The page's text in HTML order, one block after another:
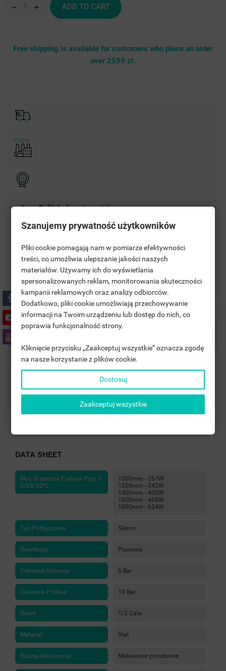
ADD TO CART
Free shipping is available for customers who place an order
over 2599 zł.
Polityka bezpieczeństwa
Zasady zwrotu
Accessories
Comments
DATA SHEET
Moc Grzewcza Podana Przy 7
5/65/20℃
1000mm - 267W
1200mm - 342W
1400mm - 405W
1600mm - 468W
1800mm - 654W
Typ Podłączenia 50mm
Orientacja Pionowa
Ciśnienie Robocze 6 Bar
Ciśnienie Próbne 10 Bar
Gwint 1/2 Cala
Materiał Stal
Rodzaj Malowania Malowanie proszkowe
MOJE LISTY ŻYCZEŃ
((TITLE))
((LABEL))
((CANCELTEXT))
SIGN IN
YOU NEED TO BE LOGGED IN TO SAVE PRODUCTS IN YOUR
WISHLIST.
((CANCELTEXT)) ((LOGINTEXT))
Szanujemy prywatność użytkowników
Pliki cookie pomagają nam w pomiarze efektywności
treści, co umożliwia ulepszanie jakości naszych
materiałów. Używamy ich do wyświetlania
spersonalizowanych reklam, monitorowania skuteczności
kampanii reklamowych oraz analizy odbiorców.
Dodatkowo, pliki cookie umożliwiają przechowywanie
informacji na Twoim urządzeniu lub dostęp do nich, co
poprawia funkcjonalność strony.
Kliknięcie przycisku „Zaakceptuj wszystkie” oznacza zgodę
na nasze korzystanie z plików cookie.
Dostosuj
Zaakceptuj wszystkie